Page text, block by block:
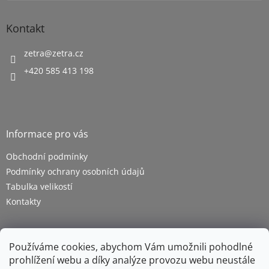
Používáme cookies, abychom Vám umožnili pohodlné
prohlížení webu a díky analýze provozu webu neustále
Kontakt
zetra@zetra.cz
+420 585 413 198
Informace pro vás
Obchodní podmínky
Podmínky ochrany osobních údajů
Tabulka velikostí
Kontakty